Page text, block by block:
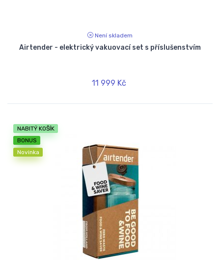
Není skladem
Airtender - elektrický vakuovací set s příslušenstvím
11 999 Kč
NABITÝ KOŠÍK
BONUS
Novinka